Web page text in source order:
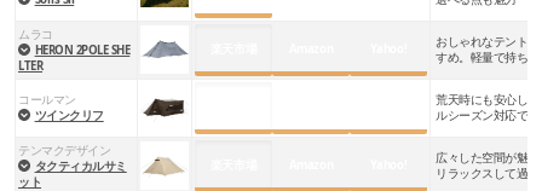
ムラコ
HERON 2POLE SHE
LTER
おしゃれなテント
すめ。軽量で持ち運
コールマン
ツインクリフ
荒天時にも安心し
ルシーズン対応でき
テンマクデザイン
タクティカルサミ
ット
広々した空間が魅
リラックスして過